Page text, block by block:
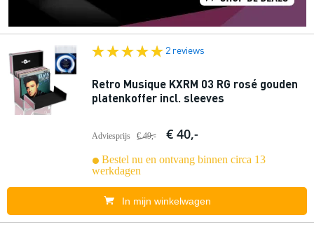
2 reviews
Retro Musique KXRM 03 RG rosé gouden
platenkoffer incl. sleeves
Adviesprijs € 49,- € 40,-
Bestel nu en ontvang binnen circa 13
werkdagen
In mijn winkelwagen